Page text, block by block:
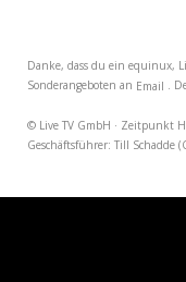
Danke, dass du ein equinux,
Sonderangeboten an Email .
© Live TV GmbH · Zeitpunkt
Geschäftsführer: Till Schadde